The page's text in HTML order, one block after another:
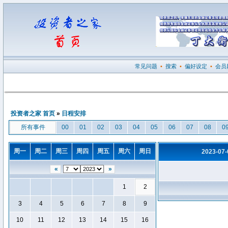
常见问题 • 搜索 • 偏好设定 • 会员
投资者之家 首页 » 日程安排
所有事件
00 01 02 03 04 05 06 07 08
周一 周二 周三 周四 周五 周六 周日
« »
1 2
3 4 5 6 7 8 9
10 11 12 13 14 15 16
2023-